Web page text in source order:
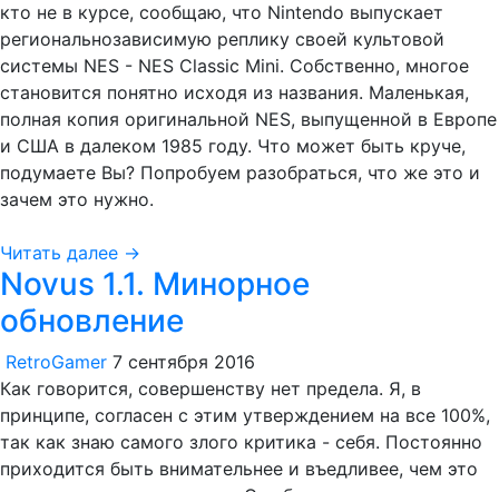
кто не в курсе, сообщаю, что Nintendo выпускает
региональнозависимую реплику своей культовой
системы NES - NES Classic Mini. Собственно, многое
становится понятно исходя из названия. Маленькая,
полная копия оригинальной NES, выпущенной в Европе
и США в далеком 1985 году. Что может быть круче,
подумаете Вы? Попробуем разобраться, что же это и
зачем это нужно.
Читать далее →
Novus 1.1. Минорное
обновление
RetroGamer 7 сентября 2016
Как говорится, совершенству нет предела. Я, в
принципе, согласен с этим утверждением на все 100%,
так как знаю самого злого критика - себя. Постоянно
приходится быть внимательнее и въедливее, чем это